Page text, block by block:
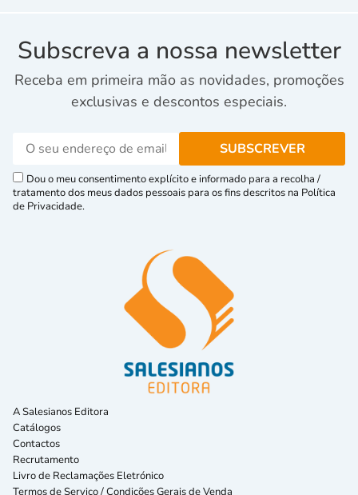
Subscreva a nossa newsletter
Receba em primeira mão as novidades, promoções
exclusivas e descontos especiais.
Dou o meu consentimento explícito e informado para a recolha /
tratamento dos meus dados pessoais para os fins descritos na Política
de Privacidade.
A Salesianos Editora
Catálogos
Contactos
Recrutamento
Livro de Reclamações Eletrónico
Termos de Serviço / Condições Gerais de Venda